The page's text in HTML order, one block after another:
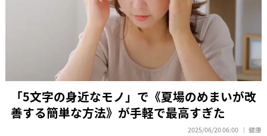
「5文字の身近なモノ」で《夏場のめまいが改
善する簡単な方法》が手軽で最高すぎた
2025/06/20 06:00 健康